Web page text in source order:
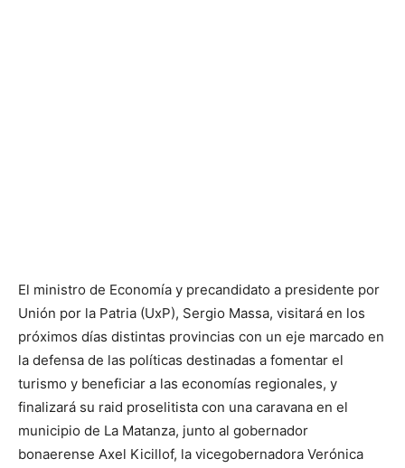
El ministro de Economía y precandidato a presidente por
Unión por la Patria (UxP), Sergio Massa, visitará en los
próximos días distintas provincias con un eje marcado en
la defensa de las políticas destinadas a fomentar el
turismo y beneficiar a las economías regionales, y
finalizará su raid proselitista con una caravana en el
municipio de La Matanza, junto al gobernador
bonaerense Axel Kicillof, la vicegobernadora Verónica